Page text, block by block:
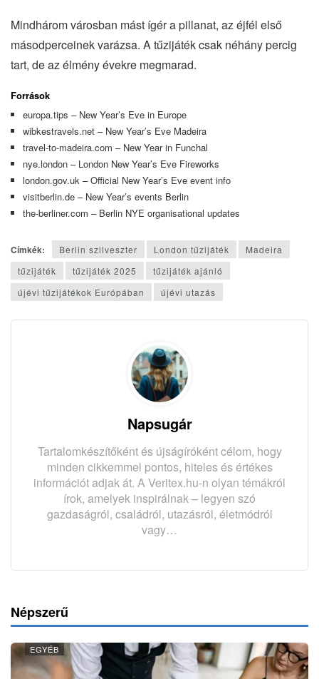
Mindhárom városban mást ígér a pillanat, az éjfél első
másodperceinek varázsa. A tűzijáték csak néhány percig
tart, de az élmény évekre megmarad.
Források
europa.tips – New Year’s Eve in Europe
wibkestravels.net – New Year’s Eve Madeira
travel-to-madeira.com – New Year in Funchal
nye.london – London New Year’s Eve Fireworks
london.gov.uk – Official New Year’s Eve event info
visitberlin.de – New Year’s events Berlin
the-berliner.com – Berlin NYE organisational updates
Címkék: Berlin szilveszter London tűzijáték
Madeira
tűzijáték
tűzijáték 2025
tűzijáték ajánló
újévi tűzijátékok Európában
újévi utazás
Napsugár
Tartalomkészítőként és újságíróként célom, hogy
minden cikkemmel pontos, hiteles és értékes
információt adjak át. A Veritex.hu-n olyan témákról
írok, amelyek inspirálnak – legyen szó
gazdaságról, családról, utazásról, életmódról
vagy…
Népszerű
EGYÉB